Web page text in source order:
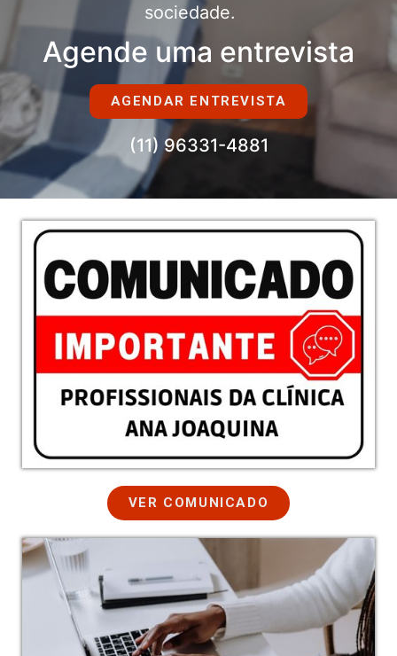
sociedade.
Agende uma entrevista
AGENDAR ENTREVISTA
(11) 96331-4881
VER COMUNICADO